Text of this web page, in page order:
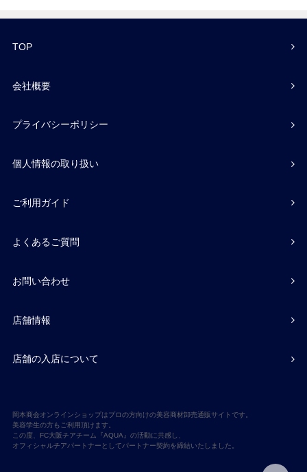
TOP
会社概要
プライバシーポリシー
個人情報の取り扱い
ご利用ガイド
よくあるご質問
お問い合わせ
店舗情報
店舗の入店について
岡本商会オンラインショップはプロの方向けの美容商材卸売通販サイトです。
美容学生の方もご利用頂けます。
この度、FC大阪チアチーム『AQUA』の活動に共感し、
オフィシャルチアパートナーとしてパートナー契約を締結いたしました。